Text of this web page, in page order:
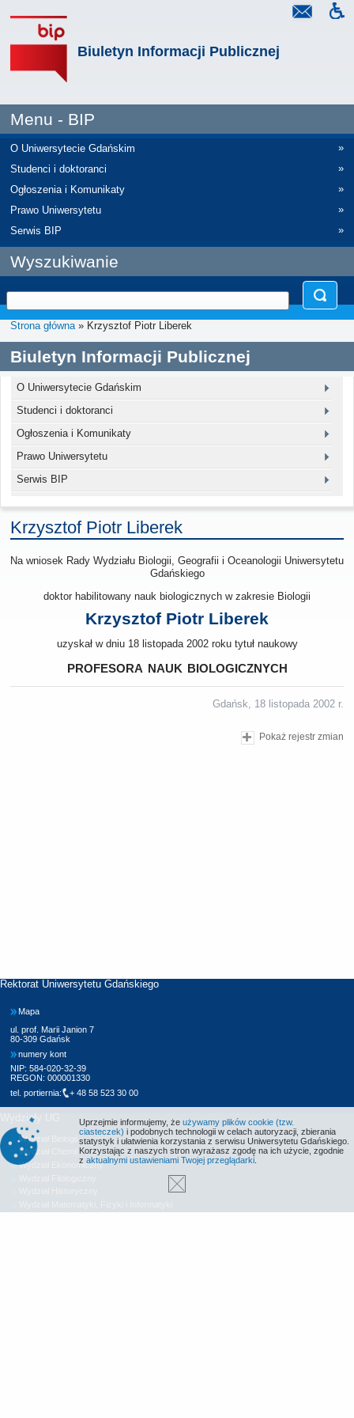
Biuletyn Informacji Publicznej
Menu - BIP
O Uniwersytecie Gdańskim
»
Studenci i doktoranci
»
Ogłoszenia i Komunikaty
»
Prawo Uniwersytetu
»
Serwis BIP
»
Wyszukiwanie
Strona główna» Krzysztof Piotr Liberek
Biuletyn Informacji Publicznej
O Uniwersytecie Gdańskim
Studenci i doktoranci
Ogłoszenia i Komunikaty
Prawo Uniwersytetu
Serwis BIP
Krzysztof Piotr Liberek
Na wniosek Rady Wydziału Biologii, Geografii i Oceanologii Uniwersytetu
Gdańskiego
doktor habilitowany nauk biologicznych w zakresie Biologii
Krzysztof Piotr Liberek
uzyskał w dniu 18 listopada 2002 roku tytuł naukowy
profesora nauk biologicznych
Gdańsk, 18 listopada 2002 r.
Pokaż rejestr zmian
Rektorat Uniwersytetu Gdańskiego
Mapa
ul. prof. Marii Janion 7
80-309 Gdańsk
numery kont
NIP: 584-020-32-39
REGON: 000001330
tel. portiernia:
+ 48 58 523 30 00
Wydziały UG
Wydział Biologii
Wydział Chemii
Wydział Ekonomiczny
Uprzejmie informujemy, że używamy plików cookie (tzw.
ciasteczek) i podobnych technologii w celach autoryzacji, zbierania
statystyk i ułatwienia korzystania z serwisu Uniwersytetu Gdańskiego.
Korzystając z naszych stron wyrażasz zgodę na ich użycie, zgodnie
z aktualnymi ustawieniami Twojej przeglądarki